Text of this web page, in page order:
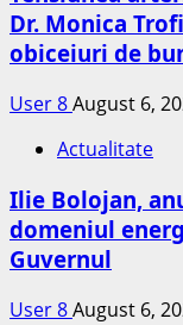
Dr. Monica
obiceiuri de
User 8August 6,
Actualitate
Ilie Bolojan,
domeniul
Guvernul
User 8August 6,